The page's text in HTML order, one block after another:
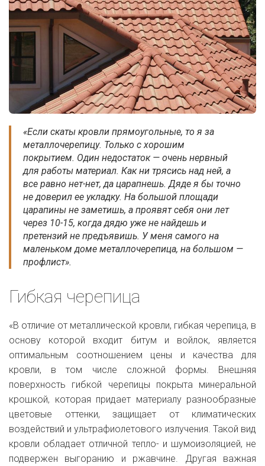
«Если скаты кровли прямоугольные, то я за
металлочерепицу. Только с хорошим
покрытием. Один недостаток — очень нервный
для работы материал. Как ни трясись над ней, а
все равно нет-нет, да царапнешь. Дяде я бы точно
не доверил ее укладку. На большой площади
царапины не заметишь, а проявят себя они лет
через 10-15, когда дядю уже не найдешь и
претензий не предъявишь. У меня самого на
маленьком доме металлочерепица, на большом —
профлист».
Гибкая черепица
«В отличие от металлической кровли, гибкая черепица, в
основу которой входит битум и войлок, является
оптимальным соотношением цены и качества для
кровли, в том числе сложной формы. Внешняя
поверхность гибкой черепицы покрыта минеральной
крошкой, которая придает материалу разнообразные
цветовые оттенки, защищает от климатических
воздействий и ультрафиолетового излучения. Такой вид
кровли обладает отличной тепло- и шумоизоляцией, не
подвержен выгоранию и ржавчине. Другая важная